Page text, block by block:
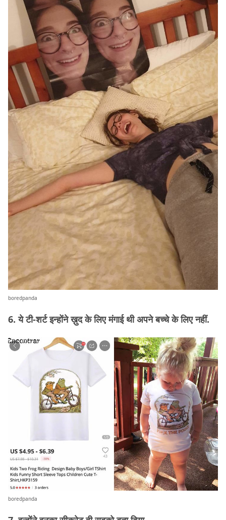
boredpanda
6. ये टी-शर्ट इन्होंने ख़ुद के लिए मंगाई थी अपने बच्चे के लिए नहीं.
boredpanda